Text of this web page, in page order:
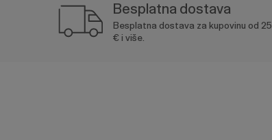
Besplatna dostava
Besplatna dostava za kupovinu od 25
€ i više.